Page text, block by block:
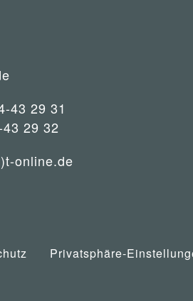
43 29 31
29 32
online.de
Privatsphäre-